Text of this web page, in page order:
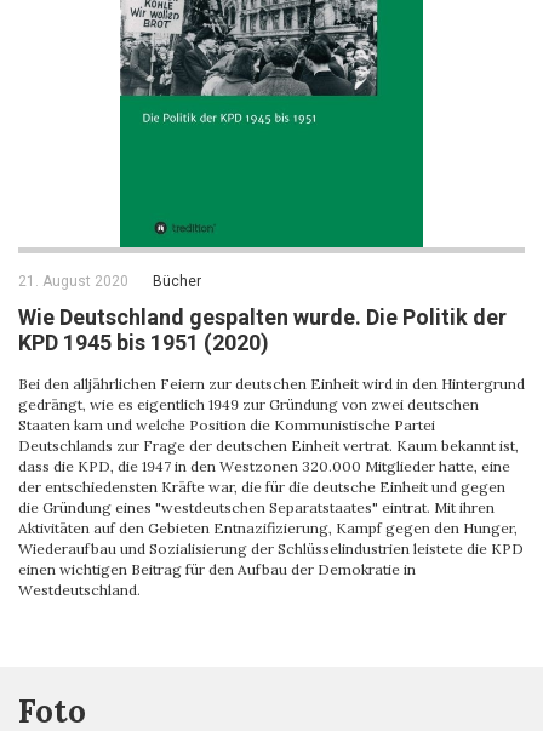
21. August 2020 Bücher
Wie Deutschland gespalten wurde. Die Politik der
KPD 1945 bis 1951 (2020)
Bei den alljährlichen Feiern zur deutschen Einheit wird in den Hintergrund
gedrängt, wie es eigentlich 1949 zur Gründung von zwei deutschen
Staaten kam und welche Position die Kommunistische Partei
Deutschlands zur Frage der deutschen Einheit vertrat. Kaum bekannt ist,
dass die KPD, die 1947 in den Westzonen 320.000 Mitglieder hatte, eine
der entschiedensten Kräfte war, die für die deutsche Einheit und gegen
die Gründung eines "westdeutschen Separatstaates" eintrat. Mit ihren
Aktivitäten auf den Gebieten Entnazifizierung, Kampf gegen den Hunger,
Wiederaufbau und Sozialisierung der Schlüsselindustrien leistete die KPD
einen wichtigen Beitrag für den Aufbau der Demokratie in
Westdeutschland.
Foto